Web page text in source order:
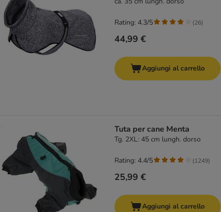
44,99 €
Rating: 4.3/5 (26)
Aggiungi al carrello
Tuta per cane Menta
Tg. 2XL: 45 cm lungh. dorso
25,99 €
Rating: 4.4/5 (1249)
Aggiungi al carrello